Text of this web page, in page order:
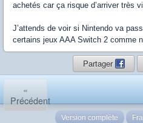
achetés car ça risque d’arriver très
J’attends de voir si Nintendo va
certains jeux AAA Switch 2 comme
Partager
«
Précédent
Version complète